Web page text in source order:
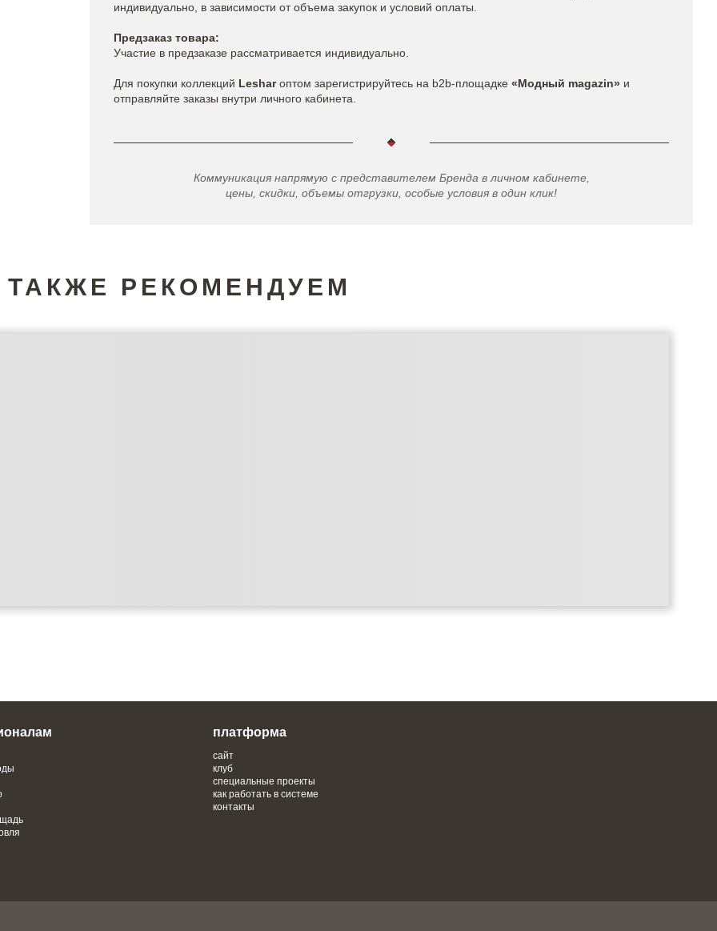
индивидуально, в зависимости от объема закупок и условий оплаты.
Предзаказ товара:
Участие в предзаказе рассматривается индивидуально.
Для покупки коллекций Lesharоптом зарегистрируйтесь на b2b-площадке «Модный magazin» и
отправляйте заказы внутри личного кабинета.
Коммуникация напрямую с представителем Бренда в личном кабинете,
цены, скидки, объемы отгрузки, особые условия в один клик!
ТАКЖЕ РЕКОМЕНДУЕМ
платформа
сайт
клуб
специальные проекты
как работать в системе
контакты